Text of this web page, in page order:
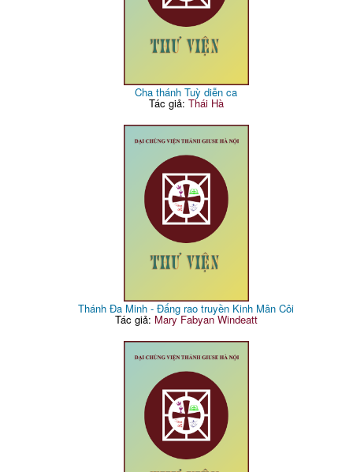
Cha thánh Tuỳ diễn ca
Tác giả: Thái Hà
Thánh Đa Minh - Đấng rao truyền Kinh Mân Côi
Tác giả: Mary Fabyan Windeatt